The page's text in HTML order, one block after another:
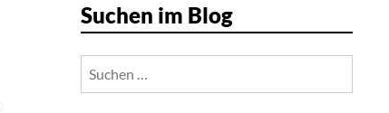
Suchen im Blog